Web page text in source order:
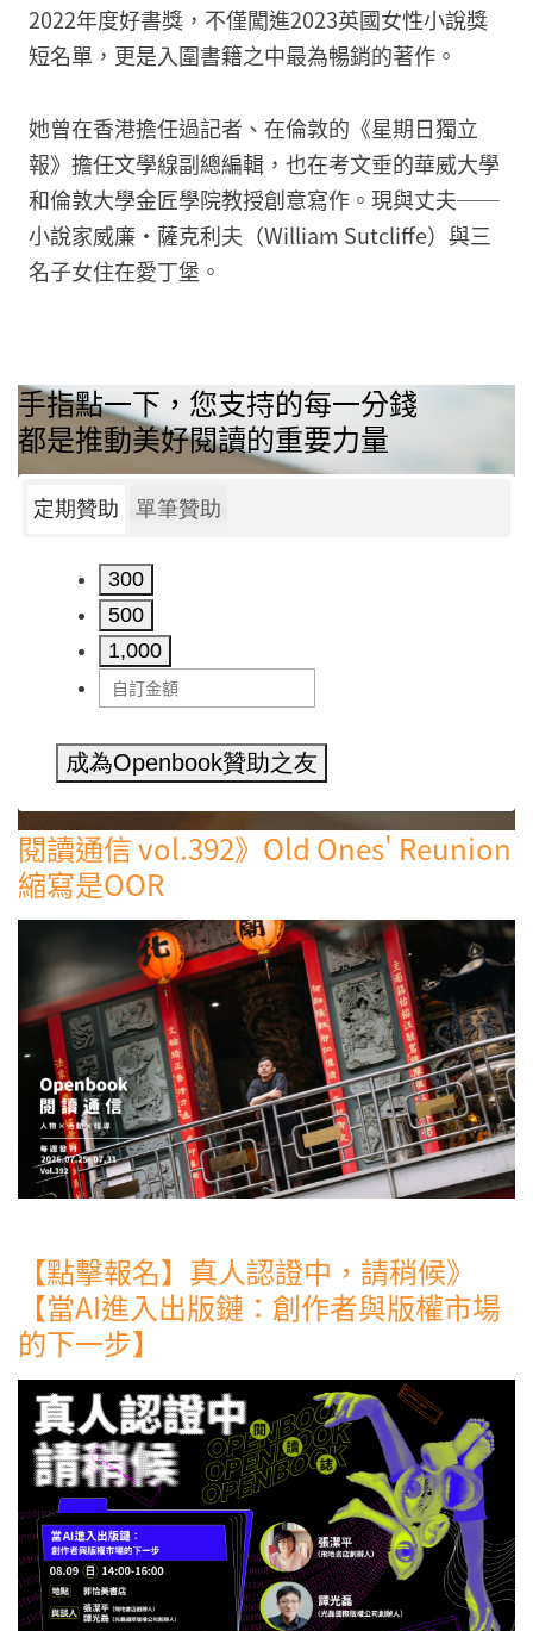
2022年度好書獎，不僅闖進2023英國女性小說獎
短名單，更是入圍書籍之中最為暢銷的著作。
她曾在香港擔任過記者、在倫敦的《星期日獨立
報》擔任文學線副總編輯，也在考文垂的華威大學
和倫敦大學金匠學院教授創意寫作。現與丈夫──
小說家威廉・薩克利夫（William Sutcliffe）與三
名子女住在愛丁堡。
手指點一下，您支持的每一分錢
都是推動美好閱讀的重要力量
定期贊助 單筆贊助
300
500
1,000
成為Openbook贊助之友
閱讀通信 vol.392》Old Ones' Reunion
縮寫是OOR
【點擊報名】真人認證中，請稍候》
【當AI進入出版鏈：創作者與版權市場
的下一步】